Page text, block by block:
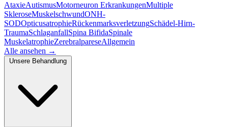
AtaxieAutismusMotorneuron ErkrankungenMultiple
SkleroseMuskelschwundONH-
SODOpticusatrophieRückenmarksverletzungSchädel-Hirn-
TraumaSchlaganfallSpina BifidaSpinale
MuskelatrophieZerebralpareseAllgemein
Alle ansehen →